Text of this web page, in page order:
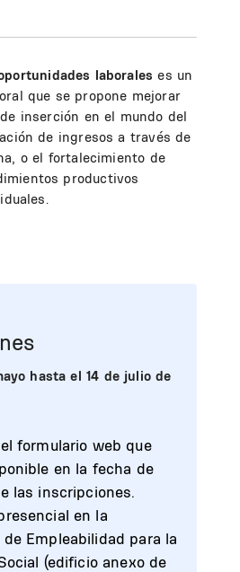
laborales es un
que se propone mejorar
inserción en el mundo del
de ingresos a través de
o el fortalecimiento de
productivos
hasta el 14 de julio de
formulario web que
en la fecha de
las inscripciones.
en la
Empleabilidad para la
(edificio anexo de